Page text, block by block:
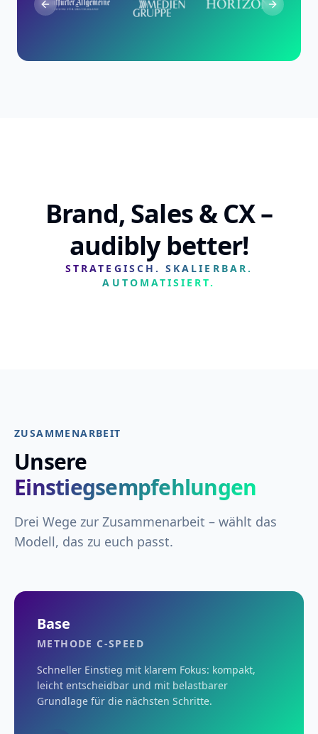
Previous slide Next
Brand, Sales & CX –
audibly better!
STRATEGISCH. SKALIERBAR.
AUTOMATISIERT.
ZUSAMMENARBEIT
Unsere
Einstiegsempfehlungen
Drei Wege zur Zusammenarbeit – wählt das
Modell, das zu euch passt.
Base
METHODE C-SPEED
Schneller Einstieg mit klarem Fokus: kompakt,
leicht entscheidbar und mit belastbarer
Grundlage für die nächsten Schritte.